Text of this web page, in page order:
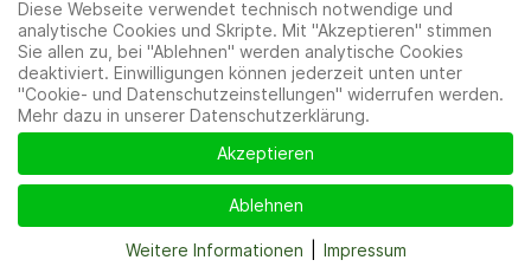
Diese Webseite verwendet technisch notwendige und
analytische Cookies und Skripte. Mit "Akzeptieren" stimmen
Sie allen zu, bei "Ablehnen" werden analytische Cookies
deaktiviert. Einwilligungen können jederzeit unten unter
"Cookie- und Datenschutzeinstellungen" widerrufen werden.
Mehr dazu in unserer Datenschutzerklärung.
Akzeptieren
Ablehnen
Weitere Informationen Impressum